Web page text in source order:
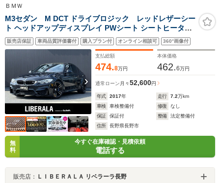
ＢＭＷ
M3セダン M DCT ドライブロジック レッドレザーシー
ト ヘッドアップディスプレイ PWシート シートヒーター
レーンデパーチャーワーニング レーンチェンジワーニン
グ インテリジェントセーフティ iDriveナビ バックカメラ
DTV PDC LEDヘッドライト
販売店保証 車両品質評価書付 購入プラン付 オンライン相談可 360°画像付
支払総額
474.8万円
本体価格
462.6万円
通常ローン 月々52,600円
年式 2017年 走行 7.2万km
車検
車検整備付 修復
なし
保証
保証付 整備
法定整備付
住所
長野県長野市
無
料
今すぐ在庫確認・見積依頼
電話する
販売店： ＬＩＢＥＲＡＬＡ リベラーラ長野